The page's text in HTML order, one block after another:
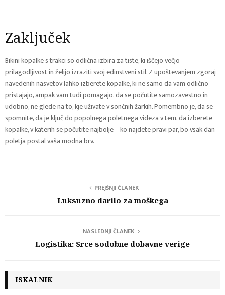
Zaključek
Bikini kopalke s trakci so odlična izbira za tiste, ki iščejo večjo
prilagodljivost in želijo izraziti svoj edinstveni stil. Z upoštevanjem zgoraj
navedenih nasvetov lahko izberete kopalke, ki ne samo da vam odlično
pristajajo, ampak vam tudi pomagajo, da se počutite samozavestno in
udobno, ne glede na to, kje uživate v sončnih žarkih. Pomembno je, da se
spomnite, da je ključ do popolnega poletnega videza v tem, da izberete
kopalke, v katerih se počutite najbolje – ko najdete pravi par, bo vsak dan
poletja postal vaša modna brv.
PREJŠNJI ČLANEK
Luksuzno darilo za moškega
NASLEDNJI ČLANEK
Logistika: Srce sodobne dobavne verige
ISKALNIK